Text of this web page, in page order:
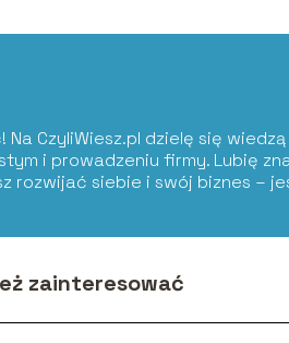
Na CzyliWiesz.pl dzielę się
i prowadzeniu firmy. Lubię
rozwijać siebie i swój biznes –
zainteresować